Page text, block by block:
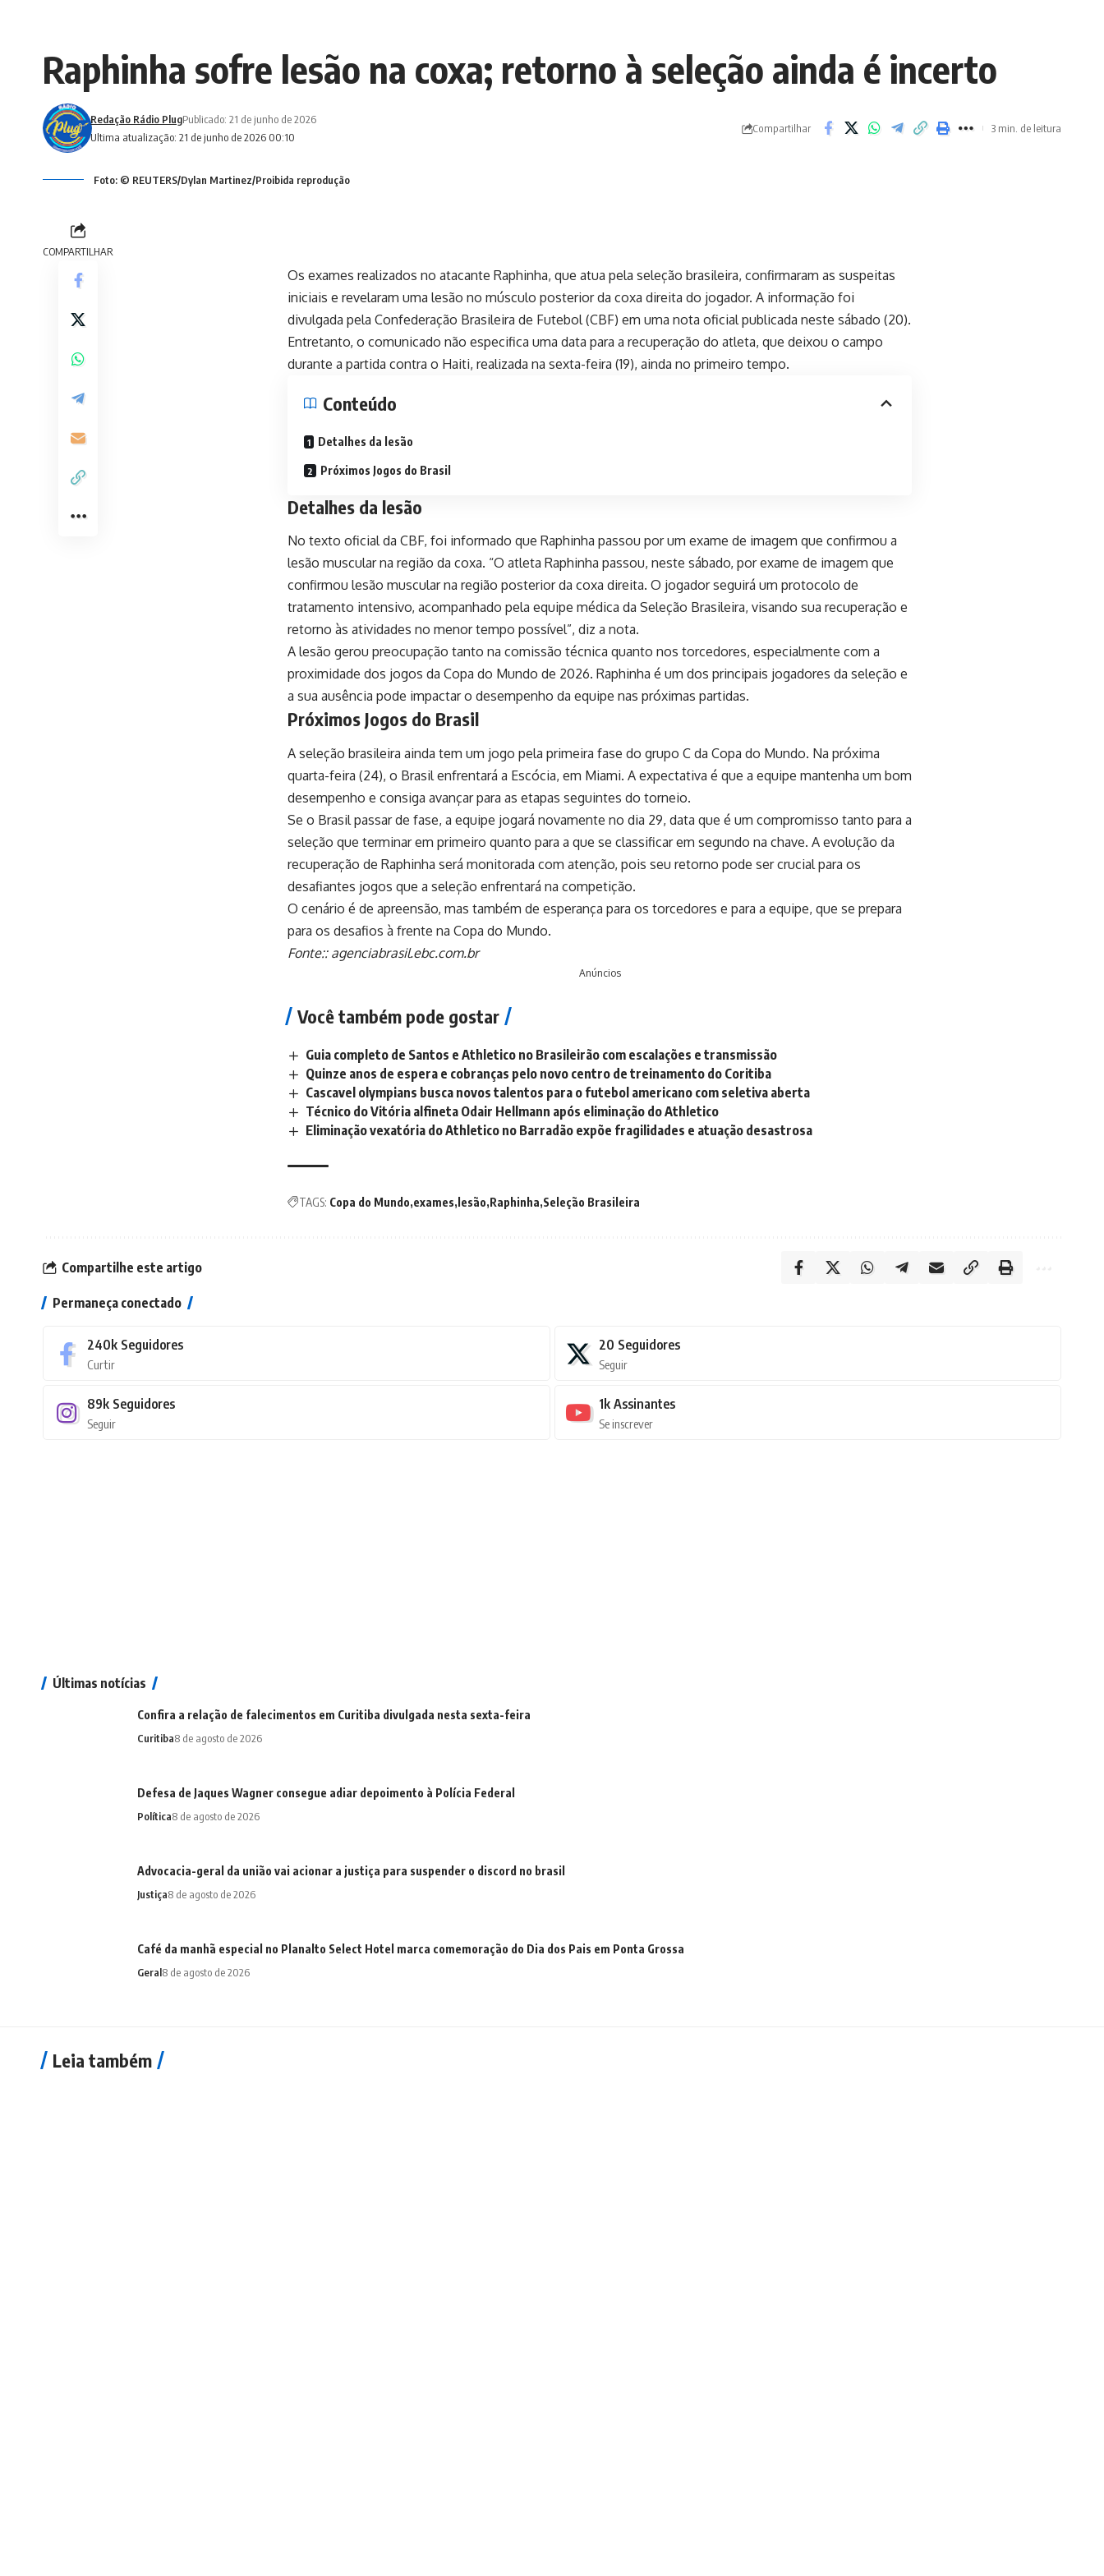
Raphinha sofre lesão na coxa; retorno à seleção ainda é incerto
Ultima atualização: 21 de junho de 2026 00:10
Redação Rádio PlugPublicado: 21 de junho de 2026
Compartilhar 3 min. de leitura
Foto: © REUTERS/Dylan Martinez/Proibida reprodução
COMPARTILHAR
Os exames realizados no atacante Raphinha, que atua pela seleção brasileira, confirmaram as suspeitas
iniciais e revelaram uma lesão no músculo posterior da coxa direita do jogador. A informação foi
divulgada pela Confederação Brasileira de Futebol (CBF) em uma nota oficial publicada neste sábado (20).
Entretanto, o comunicado não especifica uma data para a recuperação do atleta, que deixou o campo
durante a partida contra o Haiti, realizada na sexta-feira (19), ainda no primeiro tempo.
Conteúdo
Detalhes da lesão
Próximos Jogos do Brasil
Detalhes da lesão
No texto oficial da CBF, foi informado que Raphinha passou por um exame de imagem que confirmou a
lesão muscular na região da coxa. “O atleta Raphinha passou, neste sábado, por exame de imagem que
confirmou lesão muscular na região posterior da coxa direita. O jogador seguirá um protocolo de
tratamento intensivo, acompanhado pela equipe médica da Seleção Brasileira, visando sua recuperação e
retorno às atividades no menor tempo possível”, diz a nota.
A lesão gerou preocupação tanto na comissão técnica quanto nos torcedores, especialmente com a
proximidade dos jogos da Copa do Mundo de 2026. Raphinha é um dos principais jogadores da seleção e
a sua ausência pode impactar o desempenho da equipe nas próximas partidas.
Próximos Jogos do Brasil
A seleção brasileira ainda tem um jogo pela primeira fase do grupo C da Copa do Mundo. Na próxima
quarta-feira (24), o Brasil enfrentará a Escócia, em Miami. A expectativa é que a equipe mantenha um bom
desempenho e consiga avançar para as etapas seguintes do torneio.
Se o Brasil passar de fase, a equipe jogará novamente no dia 29, data que é um compromisso tanto para a
seleção que terminar em primeiro quanto para a que se classificar em segundo na chave. A evolução da
recuperação de Raphinha será monitorada com atenção, pois seu retorno pode ser crucial para os
desafiantes jogos que a seleção enfrentará na competição.
O cenário é de apreensão, mas também de esperança para os torcedores e para a equipe, que se prepara
para os desafios à frente na Copa do Mundo.
Fonte:: agenciabrasil.ebc.com.br
Anúncios
Você também pode gostar
Guia completo de Santos e Athletico no Brasileirão com escalações e transmissão
Quinze anos de espera e cobranças pelo novo centro de treinamento do Coritiba
Cascavel olympians busca novos talentos para o futebol americano com seletiva aberta
Técnico do Vitória alfineta Odair Hellmann após eliminação do Athletico
Eliminação vexatória do Athletico no Barradão expõe fragilidades e atuação desastrosa
TAGS: Copa do Mundo exames lesão Raphinha Seleção Brasileira
Compartilhe este artigo
Permaneça conectado
240k Seguidores
Curtir
20 Seguidores
Seguir
89k Seguidores
Seguir
1k Assinantes
Se inscrever
Últimas notícias
Confira a relação de falecimentos em Curitiba divulgada nesta sexta-feira
Curitiba8 de agosto de 2026
Defesa de Jaques Wagner consegue adiar depoimento à Polícia Federal
Política8 de agosto de 2026
Advocacia-geral da união vai acionar a justiça para suspender o discord no brasil
Justiça8 de agosto de 2026
Café da manhã especial no Planalto Select Hotel marca comemoração do Dia dos Pais em Ponta Grossa
Geral8 de agosto de 2026
Leia também